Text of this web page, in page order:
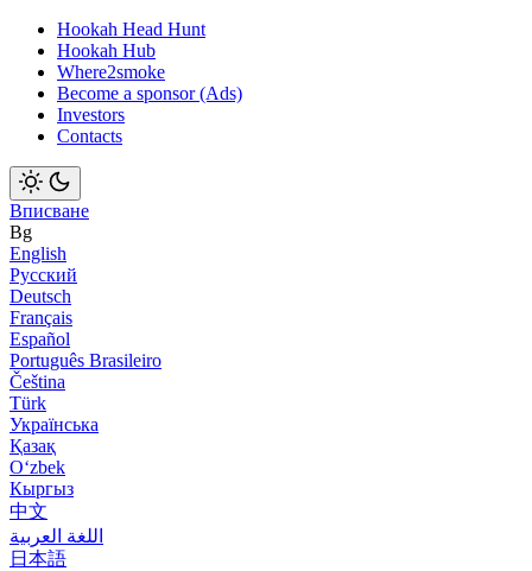
Hookah Head Hunt
Hookah Hub
Where2smoke
Become a sponsor (Ads)
Investors
Contacts
Вписване
Bg
English
Русский
Deutsch
Français
Español
Português Brasileiro
Čeština
Türk
Українська
Қазақ
Оʻzbek
Кыргыз
中文
اللغة العربية
日本語